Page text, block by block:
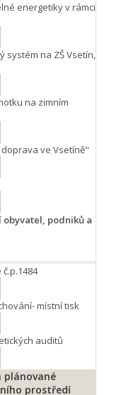
energetiky v rámci
systém na ZŠ Vsetín,
na zimním
ve Vsetíně"
podniků a
místní tisk
auditů
plánované
prostředí